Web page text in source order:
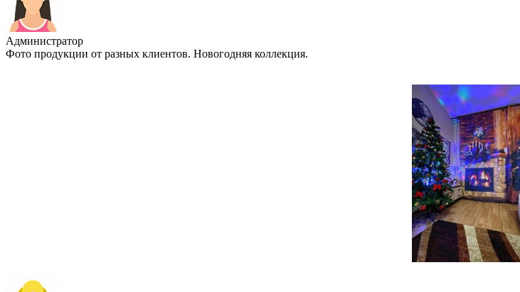
Администратор
Фото продукции от разных клиентов. Новогодняя коллекция.